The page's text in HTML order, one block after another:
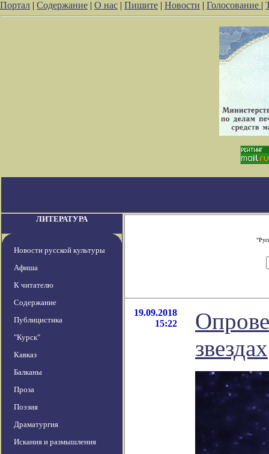
Портал | Содержание | О нас | Пишите | Новости | Голосование |
ЛИТЕРАТУРА
Новости русской культуры
Афиша
К читателю
Содержание
Публицистика
"Курск"
Кавказ
Балканы
Проза
Поэзия
Драматургия
Искания и размышления
19.09.2018
15:22
звездах